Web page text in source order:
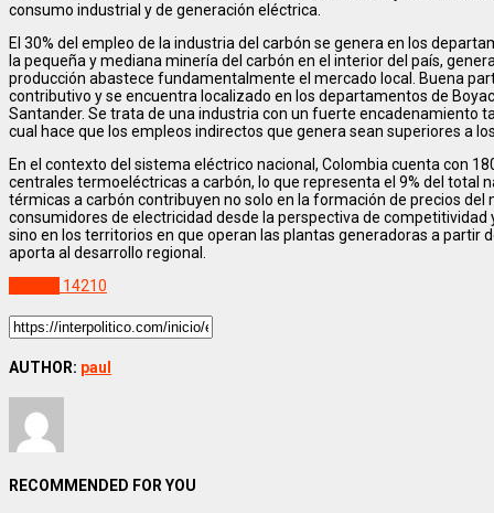
consumo industrial y de generación eléctrica.
El 30% del empleo de la industria del carbón se genera en los
la pequeña y mediana minería del carbón en el interior del país,
producción abastece fundamentalmente el mercado local. Buena
contributivo y se encuentra localizado en los departamentos de
Santander. Se trata de una industria con un fuerte encadenamiento
cual hace que los empleos indirectos que genera sean superiores a
En el contexto del sistema eléctrico nacional, Colombia cuenta con
centrales termoeléctricas a carbón, lo que representa el 9% del total
térmicas a carbón contribuyen no solo en la formación de precios del
consumidores de electricidad desde la perspectiva de
sino en los territorios en que operan las plantas generadoras a partir
aporta al desarrollo regional.
14210
AUTHOR: paul
RECOMMENDED FOR YOU